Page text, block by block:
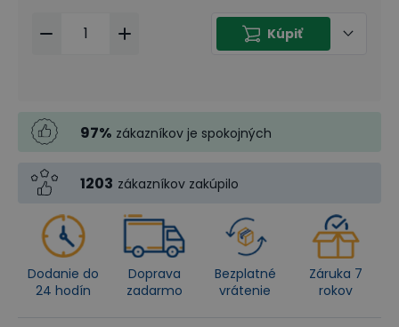
Kúpiť
97% zákazníkov je spokojných
1203 zákazníkov zakúpilo
Dodanie do
24 hodín
Doprava
zadarmo
Bezplatné
vrátenie
Záruka 7
rokov